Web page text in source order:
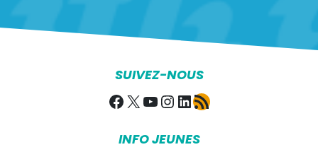
SUIVEZ-NOUS
Facebook
X YouTube
Instagram
LinkedIn
Flux RSS
INFO JEUNES